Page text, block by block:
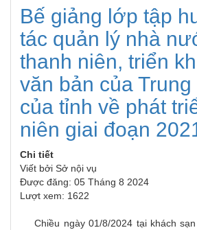
Bế giảng lớp tập
tác quản lý nhà
thanh niên, triển
văn bản của
của tỉnh về phát
niên giai đoạn
Chi tiết
Viết bởi Sở nội vụ
Được đăng: 05 Tháng 8 2024
Lượt xem: 1622
Chiều ngày 01/8/2024 tại khách sạn